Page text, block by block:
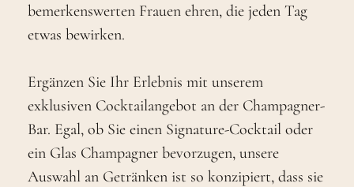
bemerkenswerten Frauen ehren, die jeden Tag
etwas bewirken.
Ergänzen Sie Ihr Erlebnis mit unserem
exklusiven Cocktailangebot an der Champagner-
Bar. Egal, ob Sie einen Signature-Cocktail oder
ein Glas Champagner bevorzugen, unsere
Auswahl an Getränken ist so konzipiert, dass sie